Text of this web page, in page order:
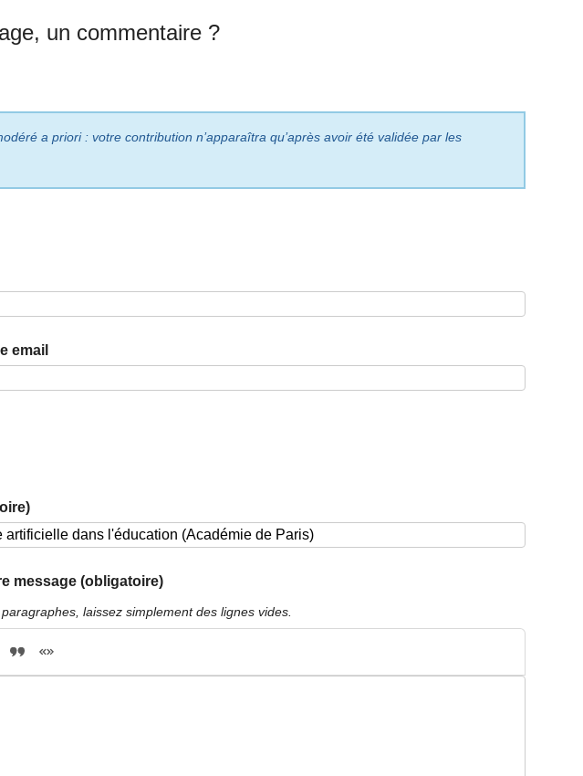
un commentaire ?
a priori : votre contribution n’apparaîtra qu’après avoir été validée par les
email
message (obligatoire)
laissez simplement des lignes vides.